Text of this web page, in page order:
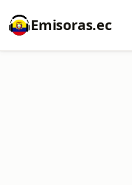
Emisoras.ec